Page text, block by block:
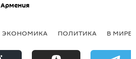
Армения
ЭКОНОМИКА ПОЛИТИКА В МИРЕ